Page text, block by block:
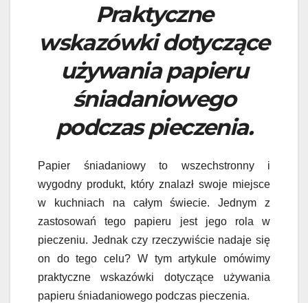
Praktyczne
wskazówki dotyczące
używania papieru
śniadaniowego
podczas pieczenia.
Papier śniadaniowy to wszechstronny i
wygodny produkt, który znalazł swoje miejsce
w kuchniach na całym świecie. Jednym z
zastosowań tego papieru jest jego rola w
pieczeniu. Jednak czy rzeczywiście nadaje się
on do tego celu? W tym artykule omówimy
praktyczne wskazówki dotyczące używania
papieru śniadaniowego podczas pieczenia.